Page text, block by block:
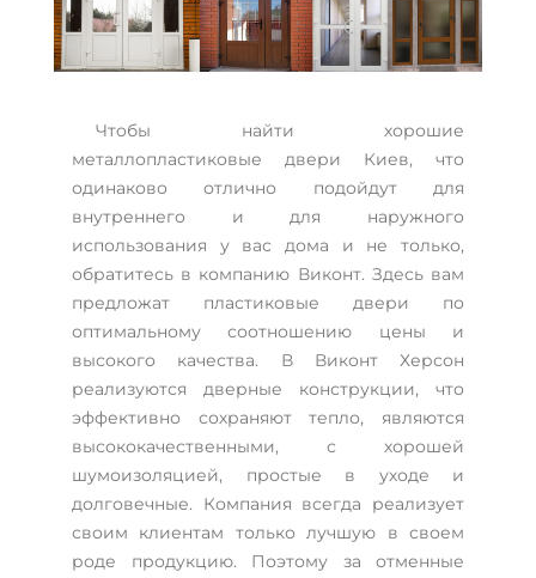
Чтобы найти хорошие
металлопластиковые двери Киев, что
одинаково отлично подойдут для
внутреннего и для наружного
использования у вас дома и не только,
обратитесь в компанию Виконт. Здесь вам
предложат пластиковые двери по
оптимальному соотношению цены и
высокого качества. В Виконт Херсон
реализуются дверные конструкции, что
эффективно сохраняют тепло, являются
высококачественными, с хорошей
шумоизоляцией, простые в уходе и
долговечные. Компания всегда реализует
своим клиентам только лучшую в своем
роде продукцию. Поэтому за отменные